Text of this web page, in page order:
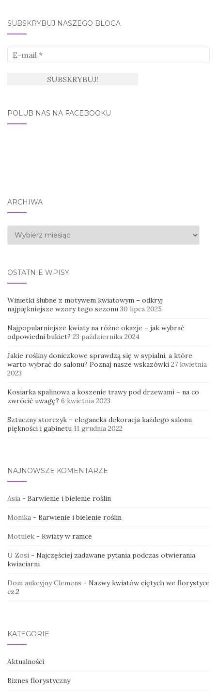
SUBSKRYBUJ NASZEGO BLOGA
POLUB NAS NA FACEBOOKU
ARCHIWA
Archiwa
OSTATNIE WPISY
Winietki ślubne z motywem kwiatowym – odkryj
najpiękniejsze wzory tego sezonu 30 lipca 2025
Najpopularniejsze kwiaty na różne okazje – jak wybrać
odpowiedni bukiet? 23 października 2024
Jakie rośliny doniczkowe sprawdzą się w sypialni, a które
warto wybrać do salonu? Poznaj nasze wskazówki 27 kwietnia
2023
Kosiarka spalinowa a koszenie trawy pod drzewami – na co
zwrócić uwagę? 6 kwietnia 2023
Sztuczny storczyk – elegancka dekoracja każdego salonu
piękności i gabinetu 11 grudnia 2022
NAJNOWSZE KOMENTARZE
Asia - Barwienie i bielenie roślin
Monika - Barwienie i bielenie roślin
Motulek - Kwiaty w ramce
U Zosi - Najczęściej zadawane pytania podczas otwierania
kwiaciarni
Dom aukcyjny Clemens - Nazwy kwiatów ciętych we florystyce
cz.2
KATEGORIE
Aktualności
Biznes florystyczny